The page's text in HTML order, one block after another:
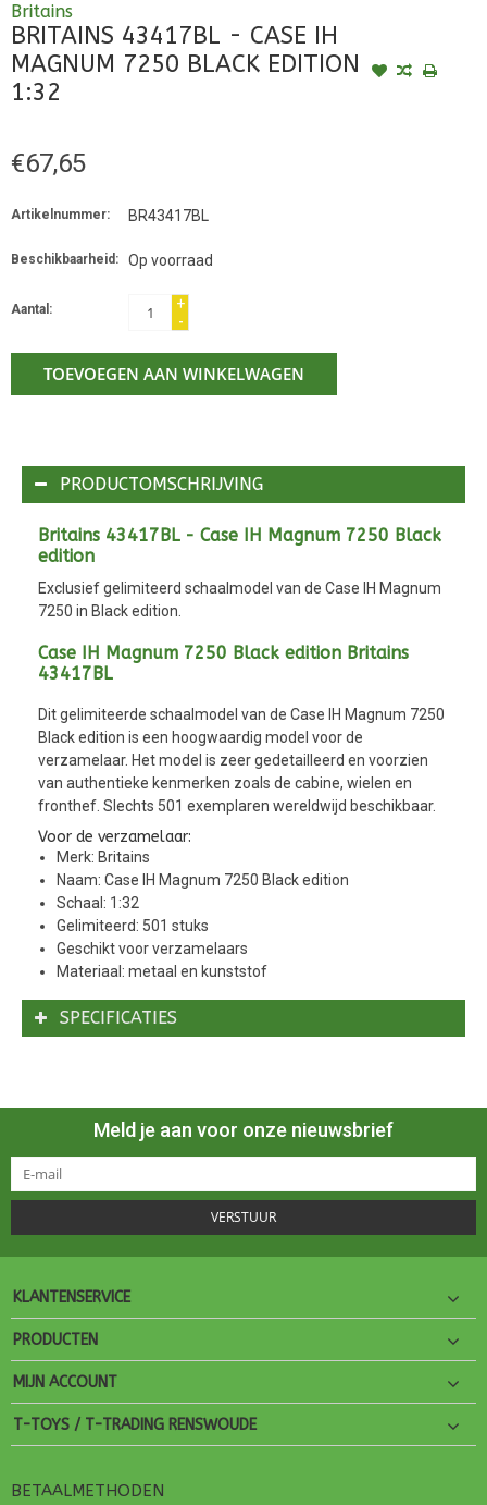
Britains
BRITAINS 43417BL - CASE IH
MAGNUM 7250 BLACK EDITION
1:32
€67,65
Artikelnummer: BR43417BL
Beschikbaarheid: Op voorraad
Aantal:
+
-
TOEVOEGEN AAN WINKELWAGEN
PRODUCTOMSCHRIJVING
Britains 43417BL - Case IH Magnum 7250 Black
edition
Exclusief gelimiteerd schaalmodel van de Case IH Magnum
7250 in Black edition.
Case IH Magnum 7250 Black edition Britains
43417BL
Dit gelimiteerde schaalmodel van de Case IH Magnum 7250
Black edition is een hoogwaardig model voor de
verzamelaar. Het model is zeer gedetailleerd en voorzien
van authentieke kenmerken zoals de cabine, wielen en
fronthef. Slechts 501 exemplaren wereldwijd beschikbaar.
Voor de verzamelaar:
Merk: Britains
Naam: Case IH Magnum 7250 Black edition
Schaal: 1:32
Gelimiteerd: 501 stuks
Geschikt voor verzamelaars
Materiaal: metaal en kunststof
SPECIFICATIES
Meld je aan voor onze nieuwsbrief
VERSTUUR
KLANTENSERVICE
PRODUCTEN
MIJN ACCOUNT
T-TOYS / T-TRADING RENSWOUDE
BETAALMETHODEN